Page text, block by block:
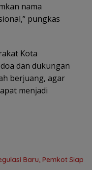
nama
pungkas
Kota
dan dukungan
berjuang, agar
menjadi
Baru, Pemkot Siap